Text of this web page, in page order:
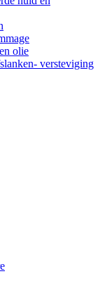
olie
versteviging